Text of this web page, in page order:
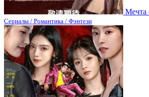
Мечта
Сериалы / Романтика / Фэнтези